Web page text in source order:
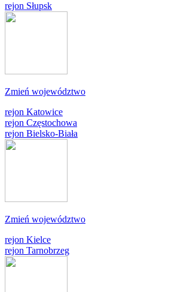
rejon Słupsk
Zmień województwo
rejon Katowice
rejon Częstochowa
rejon Bielsko-Biała
Zmień województwo
rejon Kielce
rejon Tarnobrzeg